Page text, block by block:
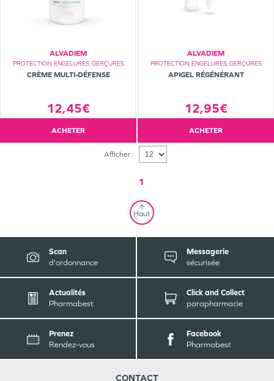
ALVADIEM
PROTECTION, ENGELURES, GERÇURES
CRÈME MULTI-DÉFENSE
12,45€
ACHETER
ALVADIEM
PROTECTION, ENGELURES, GERÇURES
APIGEL RÉGÉNÉRANT
12,95€
ACHETER
Afficher :
1
Haut
Scan
d'ordonnance
Messagerie
sécurisée
Actualités
Pharmabest
Click and Collect
parapharmacie
Prenez
Rendez-vous
Facebook
Pharmabest
CONTACT